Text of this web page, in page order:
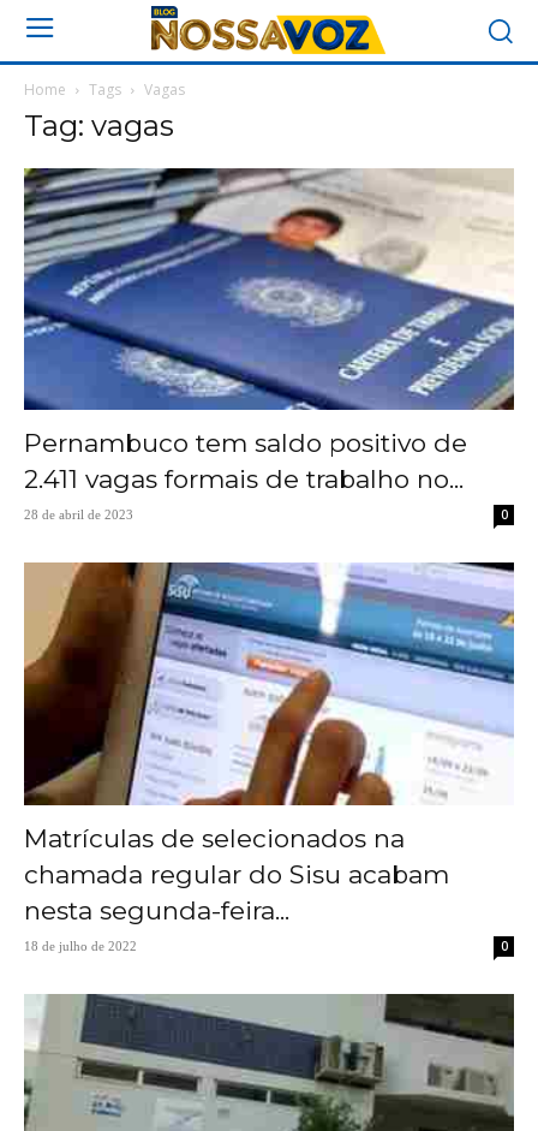
Home Tags Vagas
Tag: vagas
Pernambuco tem saldo positivo de
2.411 vagas formais de trabalho no...
28 de abril de 2023 0
Matrículas de selecionados na
chamada regular do Sisu acabam
nesta segunda-feira...
18 de julho de 2022 0